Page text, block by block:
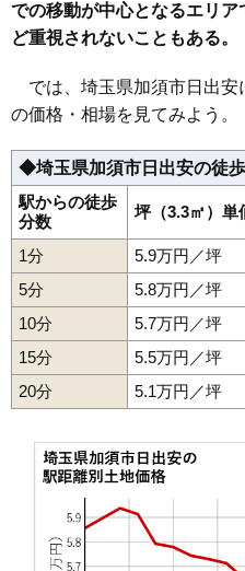
32 船越 6.1
33 外田ケ谷 6.1
35 伊賀袋
37 多門寺 5.4
38 日出安
39
40 下崎
41 南大桑 5.0
42 馬内 5.0
43 間口 5.0
44 栄 4.7
46 南小浜
47 岡古井
戸川 4.4
49
での移動が中心となるエリ
ど重視されないこともある。
では、埼玉県加須市日出安
の価格・相場を見てみよう。
◆埼玉県加須市日出安の徒
駅からの徒歩
分数
坪（3.3㎡）単
1分
5.9万円／坪
5分
5.8万円／坪
10分
5.7万円／坪
15分
5.5万円／坪
20分
5.1万円／坪